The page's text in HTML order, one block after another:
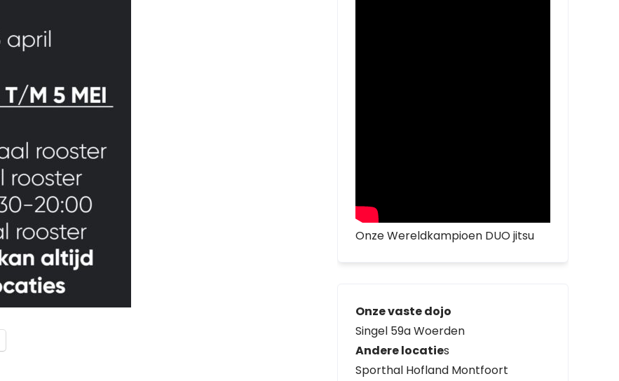
Onze Wereldkampioen DUO jitsu
Onze vaste dojo
Singel 59a Woerden
Andere locaties
Sporthal Hofland Montfoort